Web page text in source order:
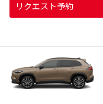
リクエスト予約